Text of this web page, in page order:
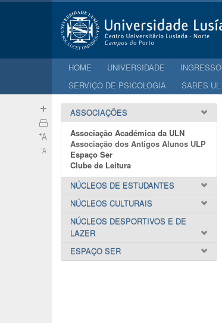
HOME UNIVERSIDADE INGRESSO
SERVIÇO DE PSICOLOGIA
SABES UL
ASSOCIAÇÕES
Associação Académica da ULN
Associação dos Antigos Alunos ULP
Espaço Ser
Clube de Leitura
NÚCLEOS DE ESTUDANTES
NÚCLEOS CULTURAIS
NÚCLEOS DESPORTIVOS E DE
LAZER
ESPAÇO SER